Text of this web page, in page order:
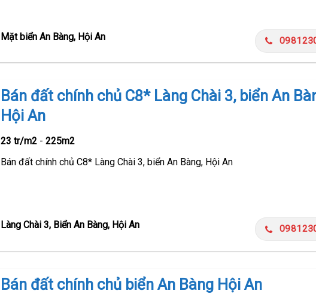
Mặt biển An Bàng, Hội An
Bán đất chính chủ C8* Làng Chài 3, biển An
Hội An
23 tr/m2 -225m2
Bán đất chính chủ C8* Làng Chài 3, biển An Bàng, Hội An
Làng Chài 3, Biển An Bàng, Hội An
Bán đất chính chủ biển An Bàng Hội An